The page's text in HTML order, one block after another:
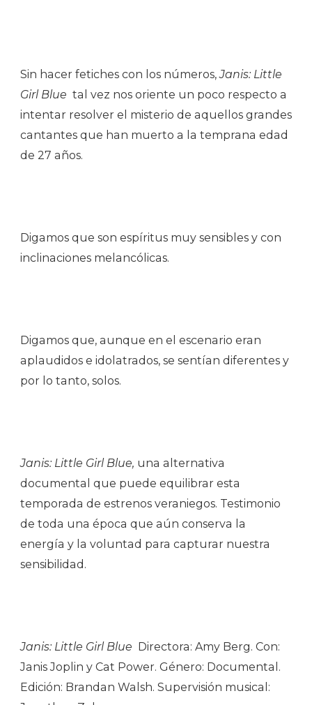
Sin hacer fetiches con los números,Janis: Little
Girl Blue tal vez nos oriente un poco respecto a
intentar resolver el misterio de aquellos grandes
cantantes que han muerto a la temprana edad
de 27 años.
Digamos que son espíritus muy sensibles y con
inclinaciones melancólicas.
Digamos que, aunque en el escenario eran
aplaudidos e idolatrados, se sentían diferentes y
por lo tanto, solos.
Janis: Little Girl Blue, una alternativa
documental que puede equilibrar esta
temporada de estrenos veraniegos. Testimonio
de toda una época que aún conserva la
energía y la voluntad para capturar nuestra
sensibilidad.
Janis: Little Girl Blue Directora: Amy Berg. Con:
Janis Joplin y Cat Power. Género: Documental.
Edición: Brandan Walsh. Supervisión musical: